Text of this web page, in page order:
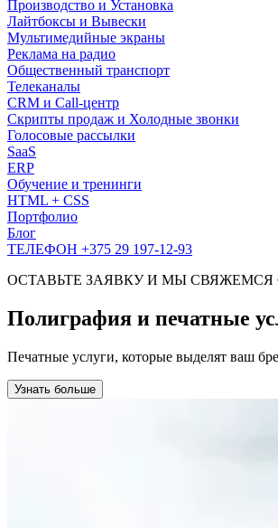
Производство и Установка
Лайтбоксы и Вывески
Мультимедийные экраны
Реклама на радио
Общественный транспорт
Телеканалы
CRM и Call-центр
Скрипты продаж и Холодные звонки
Голосовые рассылки
SaaS
ERP
Обучение и тренинги
HTML + CSS
Портфолио
Блог
ТЕЛЕФОН +375 29 197-12-93
ОСТАВЬТЕ ЗАЯВКУ И МЫ СВЯЖЕМСЯ
Полиграфия и печатные
Печатные услуги, которые выделят ваш
Узнать больше